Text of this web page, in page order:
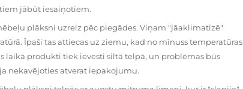
jābūt iesaiņotiem.
plāksni uzreiz pēc piegādes. Viņam "jāaklimatizē"
Īpaši tas attiecas uz ziemu, kad no mīnuss temperatūras
laikā produkti tiek ievesti siltā telpā, un problēmas būs
nekavējoties atverat iepakojumu.